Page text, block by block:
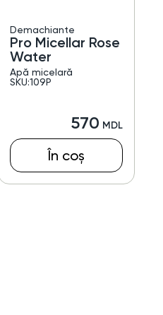
Demachiante
Pro Micellar Rose
Water
Apă micelară
SKU:109P
570
În coș